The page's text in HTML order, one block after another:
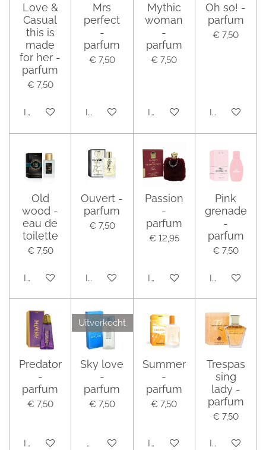
Love &
Casual
this is
made
for her -
parfum
€ 7,50
In winkelwagen
Mrs
perfect
-
parfum
€ 7,50
In winkelwagen
Mythic
woman
-
parfum
€ 7,50
In winkelwagen
Oh so! -
parfum
€ 7,50
In
Old
wood -
eau de
toilette
€ 7,50
In winkelwagen
Ouvert -
parfum
€ 7,50
In winkelwagen
Passion
-
parfum
€ 12,95
In winkelwagen
Pink
grenade
-
parfum
€ 7,50
In
Predator
-
parfum
€ 7,50
In winkelwagen
Uitverkocht
Sky love
-
parfum
€ 7,50
Houd mij op de hoogte
Summer
-
parfum
€ 7,50
In winkelwagen
Trespas
sing
lady -
parfum
€ 7,50
In